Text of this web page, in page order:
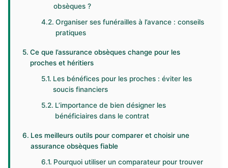
obsèques ?
Organiser ses funérailles à l’avance : conseils
pratiques
Ce que l’assurance obsèques change pour les
proches et héritiers
Les bénéfices pour les proches : éviter les
soucis financiers
L’importance de bien désigner les
bénéficiaires dans le contrat
Les meilleurs outils pour comparer et choisir une
assurance obsèques fiable
Pourquoi utiliser un comparateur pour trouver